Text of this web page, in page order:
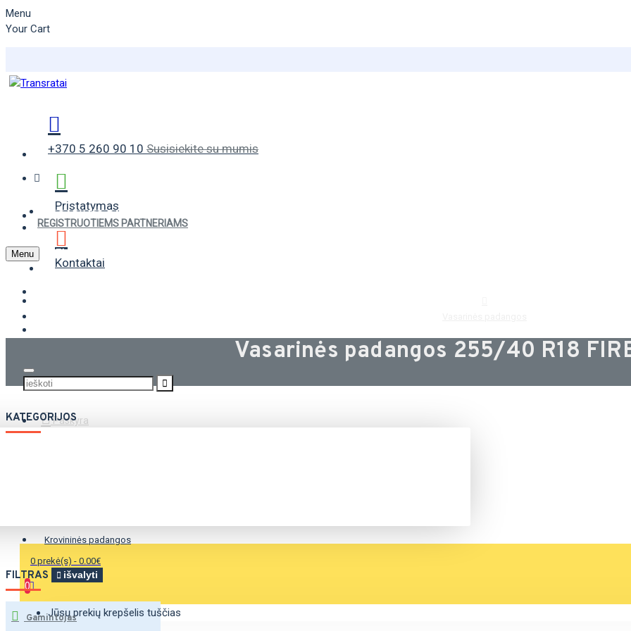
Menu
Your Cart
+370 5 260 90 10 Susisiekite su mumis
Pristatymas
Kontaktai
VASARINĖS PADANGOS
ŽIEMINĖS PADANGOS
Paskyra
0 prekė(s) - 0.00€
0
Jūsų prekių krepšelis tuščias
REGISTRUOTIEMS PARTNERIAMS
Menu
Vasarinės padangos 255/40 R18
KATEGORIJOS
Krovininės padangos
FILTRAS išvalyti
Gamintojas